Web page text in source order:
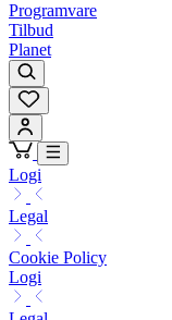
Programvare
Tilbud
Planet
Logi
Legal
Cookie Policy
Logi